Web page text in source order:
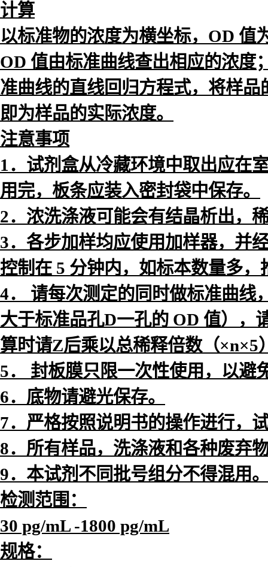
计算
以标准物的浓度为横坐标，OD 值
OD 值由标准曲线查出相应的浓度
准曲线的直线回归方程式，将样
即为样品的实际浓度。
注意事项
1．试剂盒从冷藏环境中取出应在
用完，板条应装入密封袋中保存。
2．浓洗涤液可能会有结晶析出，
3．各步加样均应使用加样器，并
控制在 5 分钟内，如标本数量多
4． 请每次测定的同时做标准曲线
大于标准品孔D一孔的 OD 值），
算时请Z后乘以总稀释倍数（×n×5
5． 封板膜只限一次性使用，以避
6．底物请避光保存。
7．严格按照说明书的操作进行，
8．所有样品，洗涤液和各种废弃
9．本试剂不同批号组分不得混用
检测范围：
30 pg/mL -1800 pg/mL
规格：